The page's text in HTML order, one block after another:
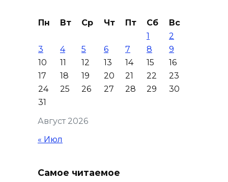
На Дону обсудили вопросы
повышения доступности
медицинской помощи с
участием федеральных
новую модульную котельную
Август 2026
Пн Вт Ср Чт Пт Сб
Вс
1
2
3
4 5 6 7 8
9
10
11 12 13 14 15
16
17
18 19 20 21 22
23
24
25 26 27 28 29
30
31
« Июл
Самое читаемое